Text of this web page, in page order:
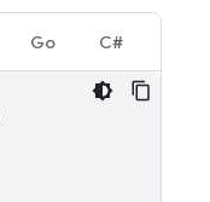
Go C#